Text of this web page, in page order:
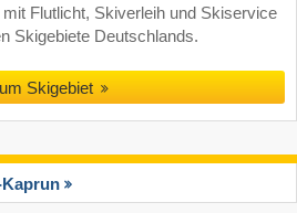
Flutlicht, Skiverleih und Skiservice
Skigebiete Deutschlands.
Skigebiet
Kaprun